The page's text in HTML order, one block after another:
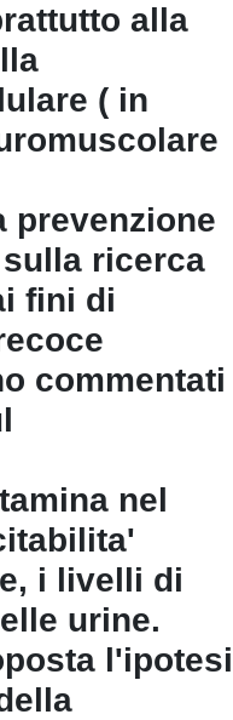
alla
( in
prevenzione
ricerca
fini di
commentati
nel
i livelli di
urine.
l'ipotesi